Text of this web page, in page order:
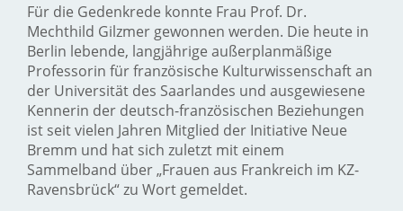
Für die Gedenkrede konnte Frau Prof. Dr.
Mechthild Gilzmer gewonnen werden. Die heute in
Berlin lebende, langjährige außerplanmäßige
Professorin für französische Kulturwissenschaft an
der Universität des Saarlandes und ausgewiesene
Kennerin der deutsch-französischen Beziehungen
ist seit vielen Jahren Mitglied der Initiative Neue
Bremm und hat sich zuletzt mit einem
Sammelband über „Frauen aus Frankreich im KZ-
Ravensbrück“ zu Wort gemeldet.